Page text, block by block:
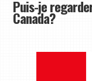
Puis-je
Canada?